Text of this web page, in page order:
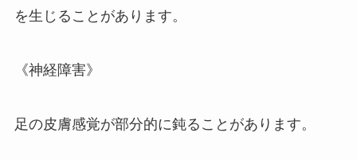
を生じることがあります。
《神経障害》
足の皮膚感覚が部分的に鈍ることがあります。